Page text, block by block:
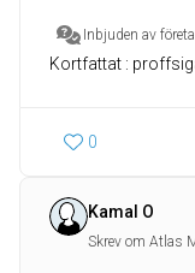
Inbjuden av
Kortfattat :
0
Kamal O
Skrev om Atlas